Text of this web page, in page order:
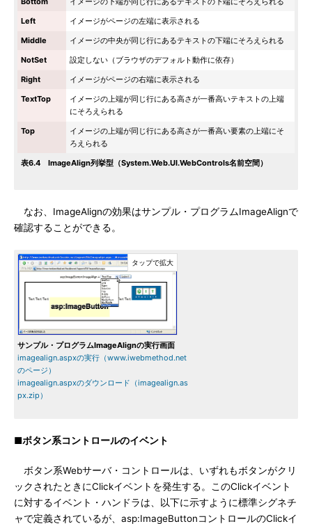
Left
イメージがページの左端に表示される
Middle
イメージの中央が同じ行にあるテキストの下端にそろえられる
NotSet
設定しない（ブラウザのデフォルト動作に依存）
Right
イメージがページの右端に表示される
TextTop
イメージの上端が同じ行にある高さが一番高いテキストの上端
にそろえられる
Top
イメージの上端が同じ行にある高さが一番高い要素の上端にそ
ろえられる
表6.4 ImageAlign列挙型（System.Web.UI.WebControls名前空間）
なお、ImageAlignの効果はサンプル・プログラムImageAlignで
確認することができる。
サンプル・プログラムImageAlignの実行画面
imagealign.aspxの実行（www.iwebmethod.net
のページ）
imagealign.aspxのダウンロード（imagealign.as
px.zip）
■ボタン系コントロールのイベント
ボタン系Webサーバ・コントロールは、いずれもボタンがクリ
ックされたときにClickイベントを発生する。このClickイベント
に対するイベント・ハンドラは、以下に示すように標準シグネチ
ャで定義されているが、asp:ImageButtonコントロールのClickイ